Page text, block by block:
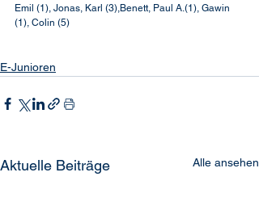
Emil (1), Jonas, Karl (3),Benett, Paul A.(1), Gawin
(1), Colin (5)
E-Junioren
Aktuelle Beiträge Alle ansehen